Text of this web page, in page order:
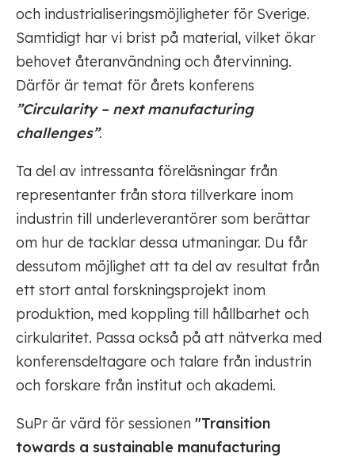
och industrialiseringsmöjligheter för Sverige.
Samtidigt har vi brist på material, vilket ökar
behovet återanvändning och återvinning.
Därför är temat för årets konferens
”Circularity – next manufacturing
challenges”.
Ta del av intressanta föreläsningar från
representanter från stora tillverkare inom
industrin till underleverantörer som berättar
om hur de tacklar dessa utmaningar. Du får
dessutom möjlighet att ta del av resultat från
ett stort antal forskningsprojekt inom
produktion, med koppling till hållbarhet och
cirkularitet. Passa också på att nätverka med
konferensdeltagare och talare från industrin
och forskare från institut och akademi.
SuPr är värd för sessionen "Transition
towards a sustainable manufacturing